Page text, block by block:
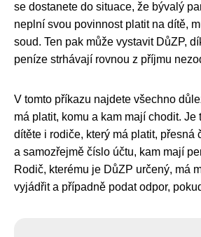
se dostanete do situace, že bývalý
neplní svou povinnost platit na dítě,
soud. Ten pak může vystavit DůZP,
peníze strhávají rovnou z příjmu
V tomto příkazu najdete všechno
má platit, komu a kam mají chodit. Je
dítěte i rodiče, který má platit, přesná
a samozřejmě číslo účtu, kam mají
Rodič, kterému je DůZP určený, má
vyjádřit a případně podat odpor,